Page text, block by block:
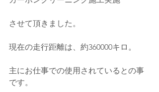
させて頂きました。
現在の走行距離は、約360000キロ。
主にお仕事での使用されているとの事
です。